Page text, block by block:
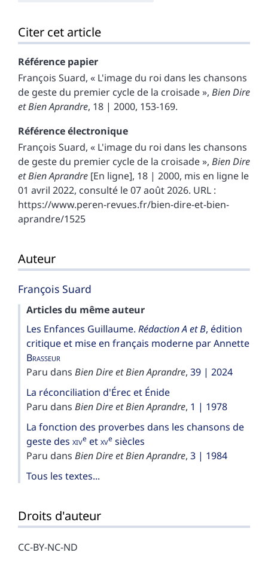
Citer cet article
Référence papier
François Suard, « L'image du roi dans les chansons
de geste du premier cycle de la croisade », Bien Dire
et Bien Aprandre, 18 | 2000, 153-169.
Référence électronique
François Suard, « L'image du roi dans les chansons
de geste du premier cycle de la croisade », Bien Dire
et Bien Aprandre [En ligne], 18 | 2000, mis en ligne le
01 avril 2022, consulté le 07 août 2026. URL :
https://www.peren-revues.fr/bien-dire-et-bien-
aprandre/1525
Auteur
François Suard
Articles du même auteur
Les Enfances Guillaume. Rédaction A et B, édition
critique et mise en français moderne par Annette
Brasseur
Paru dans Bien Dire et Bien Aprandre, 39 | 2024
La réconciliation d'Érec et Énide
Paru dans Bien Dire et Bien Aprandre, 1 | 1978
La fonction des proverbes dans les chansons de
geste des xive etxve siècles
Paru dans Bien Dire et Bien Aprandre, 3 | 1984
Tous les textes...
Droits d'auteur
CC-BY-NC-ND